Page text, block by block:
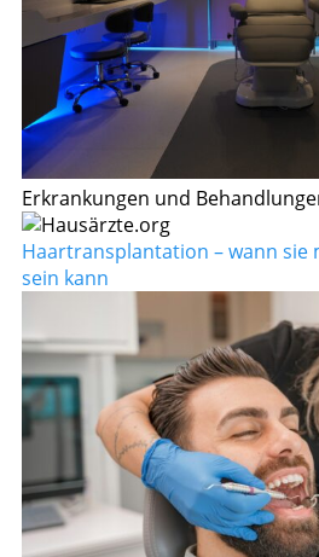
Erkrankungen und
Haartransplantation – wann sie
sein kann